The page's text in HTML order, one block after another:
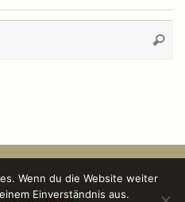
Wenn du die Website weiter
Einverständnis aus.